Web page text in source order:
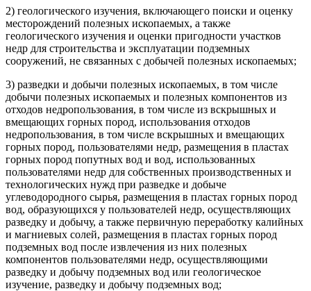
2) геологического изучения, включающего поиски и оценку
месторождений полезных ископаемых, а также
геологического изучения и оценки пригодности участков
недр для строительства и эксплуатации подземных
сооружений, не связанных с добычей полезных ископаемых;
3) разведки и добычи полезных ископаемых, в том числе
добычи полезных ископаемых и полезных компонентов из
отходов недропользования, в том числе из вскрышных и
вмещающих горных пород, использования отходов
недропользования, в том числе вскрышных и вмещающих
горных пород, пользователями недр, размещения в пластах
горных пород попутных вод и вод, использованных
пользователями недр для собственных производственных и
технологических нужд при разведке и добыче
углеводородного сырья, размещения в пластах горных пород
вод, образующихся у пользователей недр, осуществляющих
разведку и добычу, а также первичную переработку калийных
и магниевых солей, размещения в пластах горных пород
подземных вод после извлечения из них полезных
компонентов пользователями недр, осуществляющими
разведку и добычу подземных вод или геологическое
изучение, разведку и добычу подземных вод;